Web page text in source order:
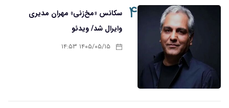
۴
سکانس «مخ‌زنی» مهران مدیری
وایرال شد/ ویدئو
۱۴۰۵/۰۵/۱۵ ۱۴:۵۳